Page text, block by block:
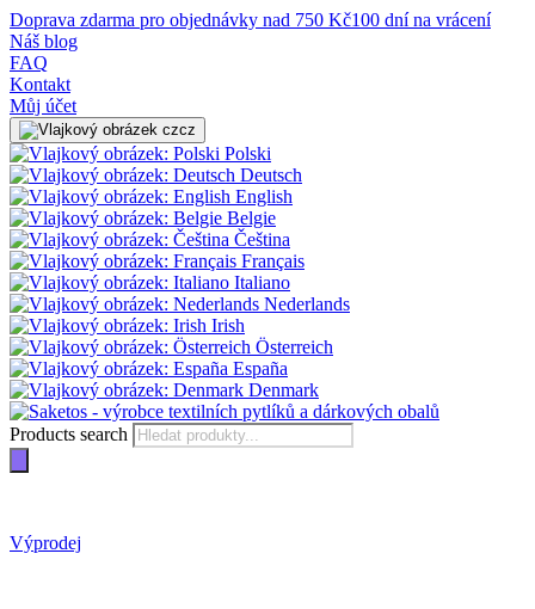
Doprava zdarma pro objednávky nad 750 Kč100 dní na vrácení
Náš blog
FAQ
Kontakt
Můj účet
cz
Polski
Deutsch
English
Belgie
Čeština
Français
Italiano
Nederlands
Irish
Österreich
España
Denmark
Products search
Výprodej